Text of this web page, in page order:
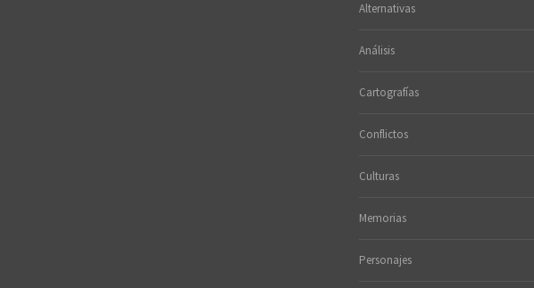
Alternativas
Análisis
Cartografías
Conflictos
Culturas
Memorias
Personajes